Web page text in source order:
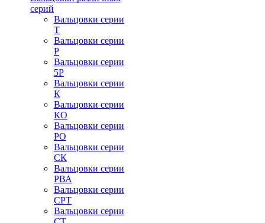
серий
Вальцовки серии
Т
Вальцовки серии
Р
Вальцовки серии
5Р
Вальцовки серии
К
Вальцовки серии
КО
Вальцовки серии
РО
Вальцовки серии
СК
Вальцовки серии
РВА
Вальцовки серии
СРТ
Вальцовки серии